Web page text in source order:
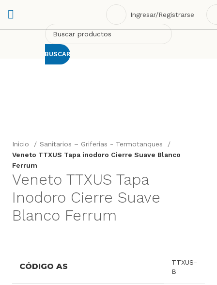
Ingresar/Registrarse
BUSCAR
Inicio
Sanitarios – Griferías - Termotanques
Veneto TTXUS Tapa inodoro Cierre Suave Blanco
Ferrum
Veneto TTXUS Tapa
Inodoro Cierre Suave
Blanco Ferrum
CÓDIGO AS
TTXUS-
B